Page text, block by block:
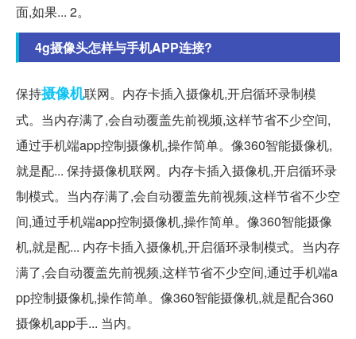
面,如果... 2。
4g摄像头怎样与手机APP连接?
保持摄像机联网。内存卡插入摄像机,开启循环录制模
式。当内存满了,会自动覆盖先前视频,这样节省不少空间,
通过手机端app控制摄像机,操作简单。像360智能摄像机,
就是配... 保持摄像机联网。内存卡插入摄像机,开启循环录
制模式。当内存满了,会自动覆盖先前视频,这样节省不少空
间,通过手机端app控制摄像机,操作简单。像360智能摄像
机,就是配... 内存卡插入摄像机,开启循环录制模式。当内存
满了,会自动覆盖先前视频,这样节省不少空间,通过手机端a
pp控制摄像机,操作简单。像360智能摄像机,就是配合360
摄像机app手... 当内。